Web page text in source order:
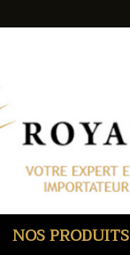
NOS PRODUITS